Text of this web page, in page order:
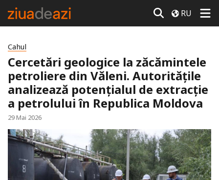
RU
Cahul
Cercetări geologice la zăcămintele
petroliere din Văleni. Autoritățile
analizează potențialul de extracție
a petrolului în Republica Moldova
29 Mai 2026